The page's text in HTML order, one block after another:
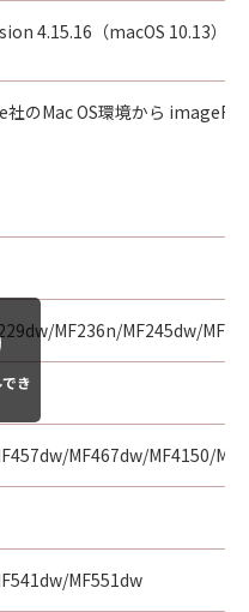
ア」を、各種法令
良俗に反する行為
ません。また、第
てはなりません。
タ」を、アダルト
関連する目的で利
た、第三者にこの
せん。
タ」に関するキヤ
センサーの著作権、
を侵害する方法で
用することはできま
ような行為をさせて
めに商標、商号、
表示に利用し、登
4.15.16（macOS 10.13）
のMac OS環境から
MF236n/MF245dw/
MF467dw/MF4150/
MF551dw
き